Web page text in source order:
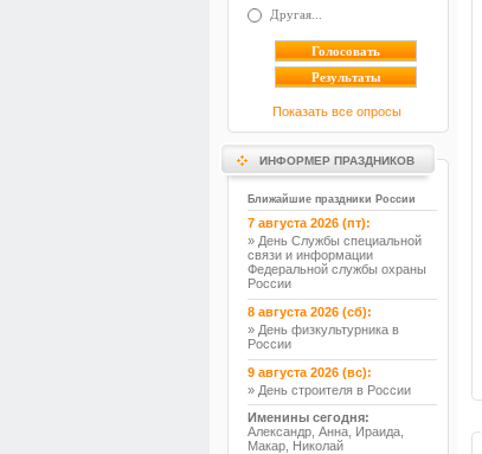
Другая...
Показать все опросы
ИНФОРМЕР ПРАЗДНИКОВ
Ближайшие праздники России
7 августа 2026 (пт):
» День Службы специальной
связи и информации
Федеральной службы охраны
России
8 августа 2026 (сб):
» День физкультурника в
России
9 августа 2026 (вс):
» День строителя в России
Именины сегодня:
Александр, Анна, Ираида,
Макар, Николай